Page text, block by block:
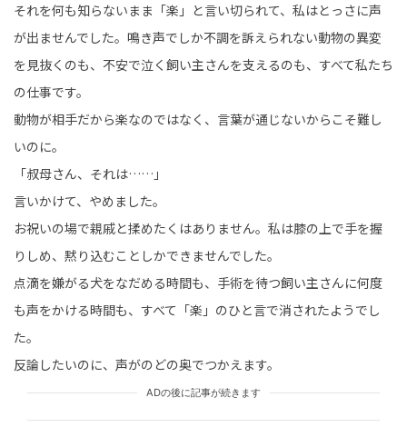
それを何も知らないまま「楽」と言い切られて、私はとっさに声
が出ませんでした。鳴き声でしか不調を訴えられない動物の異変
を見抜くのも、不安で泣く飼い主さんを支えるのも、すべて私たち
の仕事です。
動物が相手だから楽なのではなく、言葉が通じないからこそ難し
いのに。
「叔母さん、それは……」
言いかけて、やめました。
お祝いの場で親戚と揉めたくはありません。私は膝の上で手を握
りしめ、黙り込むことしかできませんでした。
点滴を嫌がる犬をなだめる時間も、手術を待つ飼い主さんに何度
も声をかける時間も、すべて「楽」のひと言で消されたようでし
た。
反論したいのに、声がのどの奥でつかえます。
ADの後に記事が続きます